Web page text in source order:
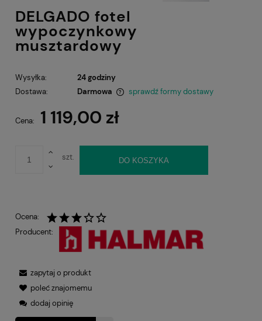
DELGADO fotel
wypoczynkowy
musztardowy
Wysyłka:
24 godziny
Dostawa:
Darmowa
sprawdź formy dostawy
Cena: 1 119,00 zł
szt. DO KOSZYKA
Ocena:
Producent:
zapytaj o produkt
poleć znajomemu
dodaj opinię